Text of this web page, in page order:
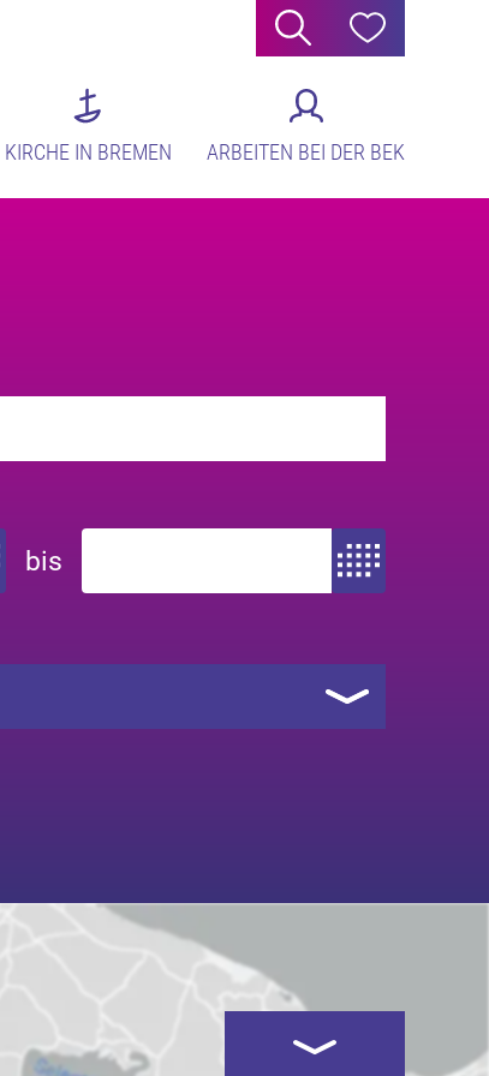
Suche Hilfe
KIRCHE IN BREMEN ARBEITEN BEI DER BEK
von
bis Zeitraum bis
Kartenansicht öffnen